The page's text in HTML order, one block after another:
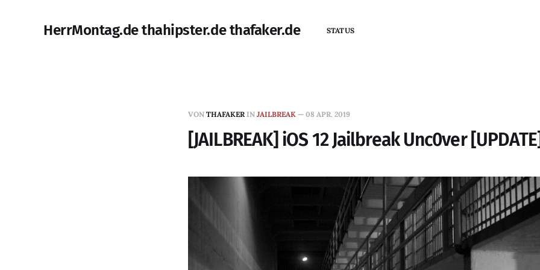
HerrMontag.de thahipster.de thafaker.de STATUS
VON THAFAKER IN JAILBREAK — 08 APR. 2019
[JAILBREAK] iOS 12 Jailbreak Unc0ver